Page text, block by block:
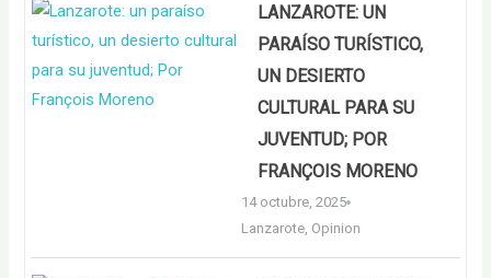
LANZAROTE: UN
PARAÍSO TURÍSTICO,
UN DESIERTO
CULTURAL PARA SU
JUVENTUD; POR
FRANÇOIS MORENO
14 octubre, 2025
Lanzarote Opinion